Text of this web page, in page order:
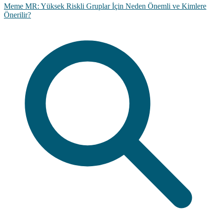
Meme MR: Yüksek Riskli Gruplar İçin Neden Önemli ve Kimlere
Önerilir?